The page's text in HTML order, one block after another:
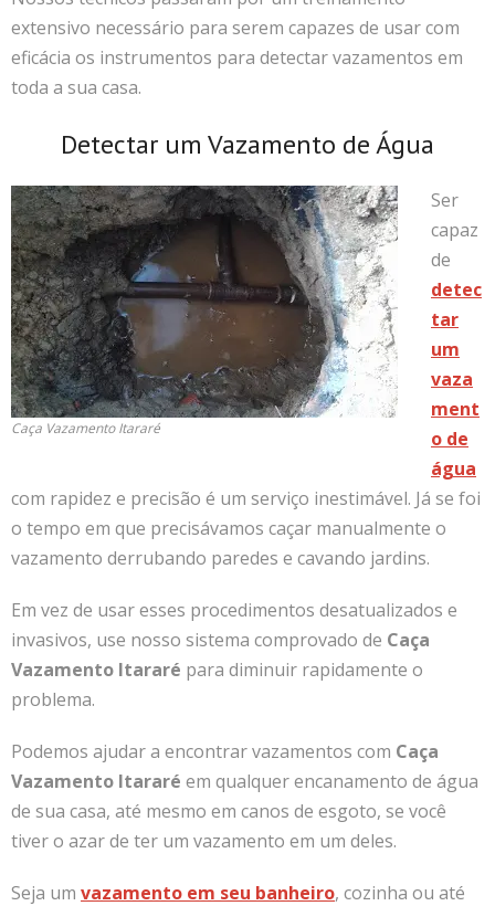
extensivo necessário para serem capazes de usar com
eficácia os instrumentos para detectar vazamentos em
toda a sua casa.
Detectar um Vazamento de Água
Caça Vazamento Itararé
Ser
capaz
de
detec
tar
um
vaza
ment
o de
água
com rapidez e precisão é um serviço inestimável. Já se foi
o tempo em que precisávamos caçar manualmente o
vazamento derrubando paredes e cavando jardins.
Em vez de usar esses procedimentos desatualizados e
invasivos, use nosso sistema comprovado de Caça
Vazamento Itararé para diminuir rapidamente o
problema.
Podemos ajudar a encontrar vazamentos com Caça
Vazamento Itararé em qualquer encanamento de água
de sua casa, até mesmo em canos de esgoto, se você
tiver o azar de ter um vazamento em um deles.
Seja um vazamento em seu banheiro, cozinha ou até